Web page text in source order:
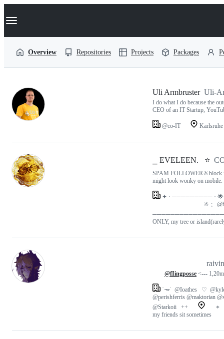
k
p
Navigation Menu
Overview Repositories Projects Packages
Users
following
IT
Uli Armbruster Uli-
I do what I do because the
CEO of an IT Startup,
@co-IT Karlsruhe
⎯ EVELEEN.⠀⭐
SPAM FOLLOWER🔆block
might look wonky on
✦ · ───────── · 🌟
⠀⠀⠀⠀⠀⠀⠀⠀⠀⠀⠀ 🔆
ONLY, my tree or
@fIingposse <---
˙𐃷˙ ‎ ‎@Ioathes‎ ‎ ‎‎ ‎♡‎
‎@perishferris @maktorian
‎@Starkoii ‎ ‎ ‎++
‎⌖
my friends sit sometimes